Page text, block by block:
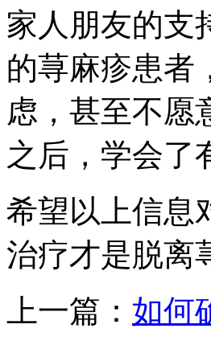
家人朋友的支
的荨麻疹患者
虑，甚至不愿
之后，学会了
希望以上信息
治疗才是脱离
上一篇： 如何